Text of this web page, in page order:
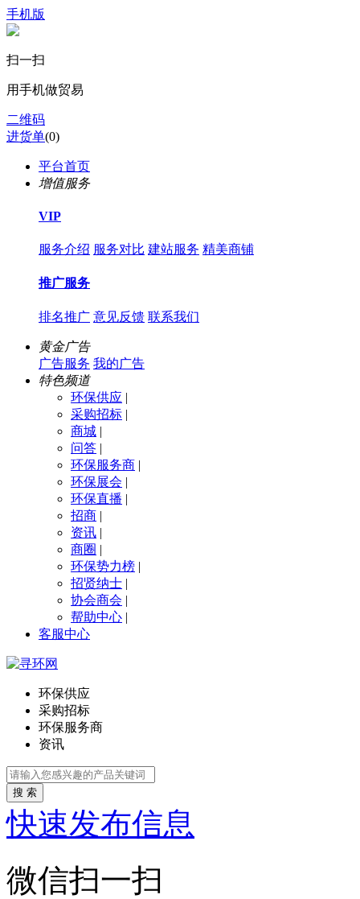
手机版
扫一扫
用手机做贸易
二维码
进货单(0)
平台首页
增值服务
VIP
服务介绍 服务对比 建站服务 精美商铺
推广服务
排名推广 意见反馈 联系我们
黄金广告
广告服务 我的广告
特色频道
环保供应 |
采购招标 |
商城 |
问答 |
环保服务商 |
环保展会 |
环保直播 |
招商 |
资讯 |
商圈 |
环保势力榜 |
招贤纳士 |
协会商会 |
帮助中心 |
客服中心
环保供应
采购招标
环保服务商
资讯
搜 索
快速发布信息
微信扫一扫